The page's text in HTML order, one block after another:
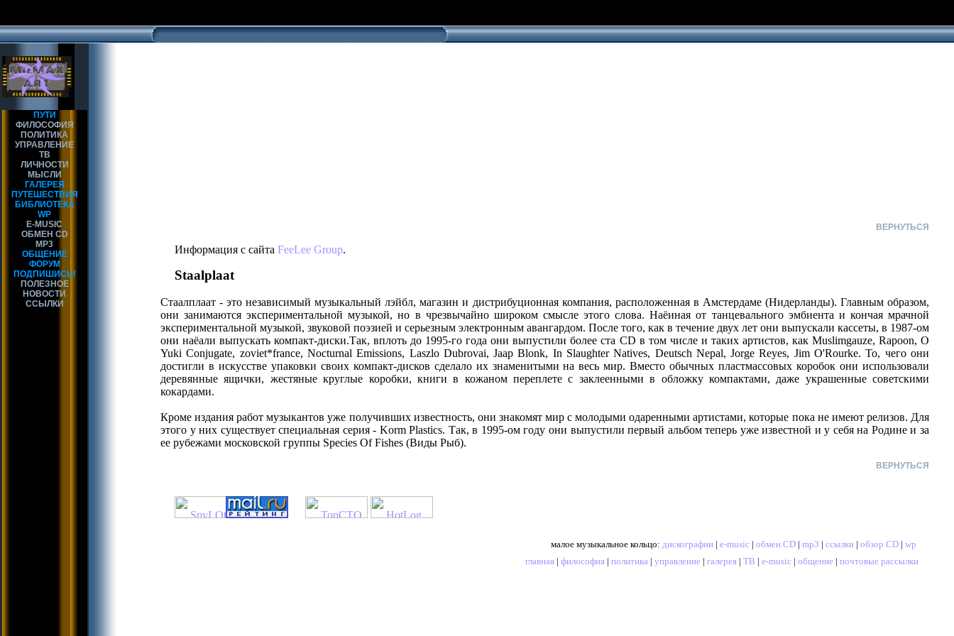
ПУТИ
ФИЛОСОФИЯ
ПОЛИТИКА
УПРАВЛЕНИЕ
ТВ
ЛИЧНОСТИ
МЫСЛИ
ГАЛЕРЕЯ
ПУТЕШЕСТВИЯ
БИБЛИОТЕКА
WP
E-MUSIC
ОБМЕН CD
MP3
ОБЩЕНИЕ
ФОРУМ
ПОДПИШИСЬ!
ПОЛЕЗНОЕ
НОВОСТИ
ССЫЛКИ
ВЕРНУТЬСЯ
Информация с сайта FeeLee Group.
Staalplaat
Стаалплаат - это независимый музыкальный лэйбл, магазин и дистрибуционная компания, расположенная в Амстердаме (Нидерланды). Главным образом,
они занимаются экспериментальной музыкой, но в чрезвычайно широком смысле этого слова. Наёиная от танцевального эмбиента и кончая мрачной
экспериментальной музыкой, звуковой поэзией и серьезным электронным авангардом. После того, как в течение двух лет они выпускали кассеты, в 1987-ом
они наёали выпускать компакт-диски.Так, вплоть до 1995-го года они выпустили более ста CD в том числе и таких артистов, как Muslimgauze, Rapoon, O
Yuki Conjugate, zoviet*france, Nocturnal Emissions, Laszlo Dubrovai, Jaap Blonk, In Slaughter Natives, Deutsch Nepal, Jorge Reyes, Jim O'Rourke. То, чего они
достигли в искусстве упаковки своих компакт-дисков сделало их знаменитыми на весь мир. Вместо обычных пластмассовых коробок они использовали
деревянные ящички, жестяные круглые коробки, книги в кожаном переплете с заклеенными в обложку компактами, даже украшенные советскими
кокардами.
Кроме издания работ музыкантов уже получивших известность, они знакомят мир с молодыми одаренными артистами, которые пока не имеют релизов. Для
этого у них существует специальная серия - Korm Plastics. Так, в 1995-ом году они выпустили первый альбом теперь уже известной и у себя на Родине и за
ее рубежами московской группы Species Of Fishes (Виды Рыб).
ВЕРНУТЬСЯ
малое музыкальное кольцо: дискографии | e-music | обмен CD | mp3 | ссылки | обзор CD | wp
главная | философия | политика | управление | галерея | ТВ | e-music | общение | почтовые рассылки